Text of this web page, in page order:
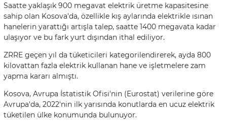
Saatte yaklaşık 900 megavat elektrik üretme kapasitesine
sahip olan Kosova'da, özellikle kış aylarında elektrikle ısınan
hanelerin yarattığı artışla talep, saatte 1400 megavata kadar
ulaşıyor ve bu fark yurt dışından ithal ediliyor.
ZRRE geçen yıl da tüketicileri kategorilendirerek, ayda 800
kilovattan fazla elektrik kullanan hane ve işletmelere zam
yapma kararı almıştı.
Kosova, Avrupa İstatistik Ofisi'nin (Eurostat) verilerine göre
Avrupa'da, 2022'nin ilk yarısında konutlarda en ucuz elektrik
tüketilen ülke konumunda bulunuyor.